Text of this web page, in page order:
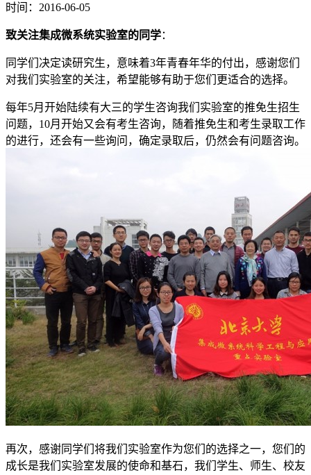
时间：2016-06-05
致关注集成微系统实验室的同学：
同学们决定读研究生，意味着3年青春年华的付出，感谢您们
对我们实验室的关注，希望能够有助于您们更适合的选择。
每年5月开始陆续有大三的学生咨询我们实验室的推免生招生
问题，10月开始又会有考生咨询，随着推免生和考生录取工作
的进行，还会有一些询问，确定录取后，仍然会有问题咨询。
再次，感谢同学们将我们实验室作为您们的选择之一，您们的
成长是我们实验室发展的使命和基石，我们学生、师生、校友